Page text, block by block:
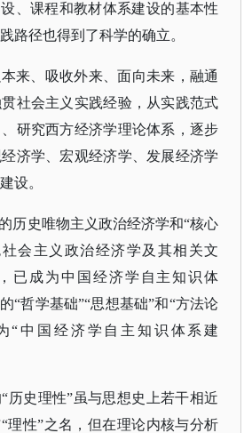
、课程和教材体系建设的基本性
路径也得到了科学的确立。
来、吸收外来、面向未来，融通
社会主义实践经验，从实践范式
研究西方经济学理论体系，逐步
济学、宏观经济学、发展经济学
设。
历史唯物主义政治经济学和“核心
会主义政治经济学及其相关文
已成为中国经济学自主知识体
“哲学基础”“思想基础”和“方法论
“中国经济学自主知识体系建
“历史理性”虽与思想史上若干相近
理性”之名，但在理论内核与分析